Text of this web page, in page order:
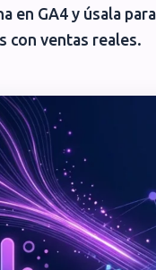
en GA4 y úsala
con ventas reales.